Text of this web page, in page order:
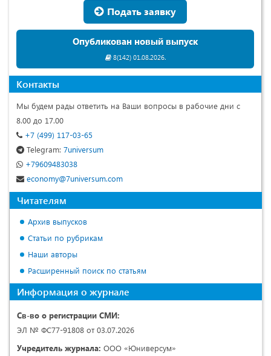
Подать заявку
Опубликован новый выпуск
8(142) 01.08.2026.
Контакты
Мы будем рады ответить на Ваши вопросы в рабочие дни с
8.00 до 17.00
+7 (499) 117-03-65
Telegram: 7universum
+79609483038
economy@7universum.com
Читателям
Архив выпусков
Статьи по рубрикам
Наши авторы
Расширенный поиск по статьям
Информация о журнале
Св-во о регистрации СМИ:
ЭЛ № ФС77-91808 от 03.07.2026
Учредитель журнала: ООО «Юниверсум»